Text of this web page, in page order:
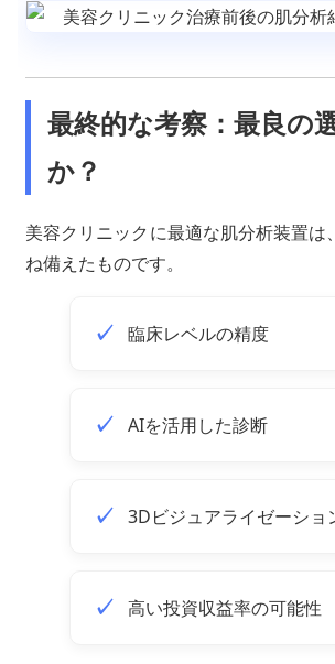
最終的な考察：最良の
か？
美容クリニックに最適な肌分析装置は
ね備えたものです。
臨床レベルの精度
AIを活用した診断
3Dビジュアライゼーショ
高い投資収益率の可能性